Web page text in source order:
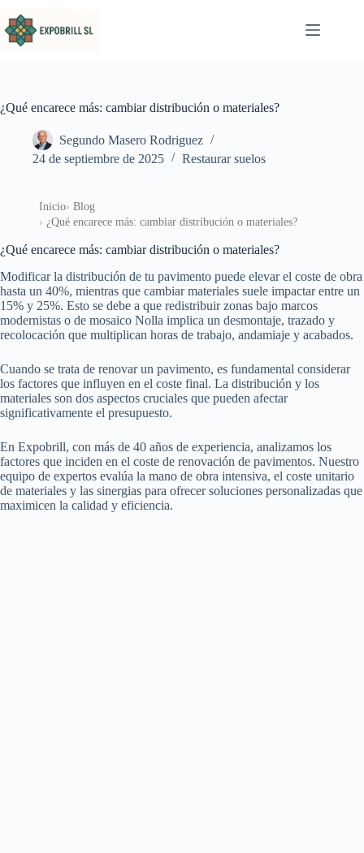
¿Qué encarece más: cambiar distribución o materiales?
Segundo Masero Rodriguez
24 de septiembre de 2025
Restaurar suelos
Inicio
Blog
¿Qué encarece más: cambiar distribución o materiales?
¿Qué encarece más: cambiar distribución o materiales?
Modificar la distribución de tu pavimento puede elevar el coste de obra
hasta un 40%, mientras que cambiar materiales suele impactar entre un
15% y 25%. Esto se debe a que redistribuir zonas bajo marcos
modernistas o de mosaico Nolla implica un desmontaje, trazado y
recolocación que multiplican horas de trabajo, andamiaje y acabados.
Cuando se trata de renovar un pavimento, es fundamental considerar
los factores que influyen en el coste final. La distribución y los
materiales son dos aspectos cruciales que pueden afectar
significativamente el presupuesto.
En Expobrill, con más de 40 años de experiencia, analizamos los
factores que inciden en el coste de renovación de pavimentos. Nuestro
equipo de expertos evalúa la mano de obra intensiva, el coste unitario
de materiales y las sinergias para ofrecer soluciones personalizadas que
maximicen la calidad y eficiencia.